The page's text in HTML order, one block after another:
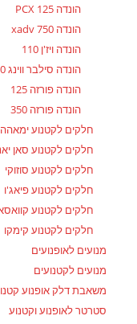
הונדה PCX 125
הונדה xadv 750
הונדה ויז'ן 110
הונדה סילבר ווינג 600
הונדה פורזה 125
הונדה פורזה 350
חלקים לקטנוע ימאהה
חלקים לקטנוע סאן יאנג
חלקים לקטנוע סוזוקי
חלקים לקטנוע פיאג'ו
חלקים לקטנוע קוואסאקי
חלקים לקטנוע קימקו
מנועים לאופנועים
מנועים לקטנועים
משאבת דלק אופנוע קטנוע
סטרטר לאופנוע וקטנוע